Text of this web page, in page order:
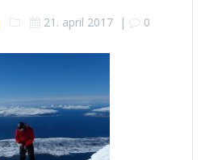
21. april 2017 | 0